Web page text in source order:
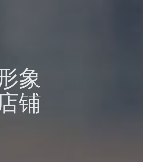
产品